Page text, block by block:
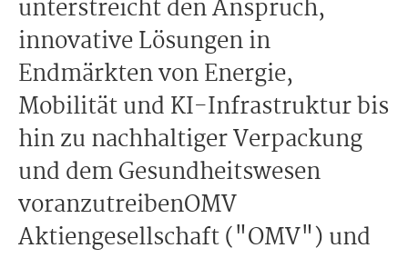
unterstreicht den Anspruch,
innovative Lösungen in
Endmärkten von Energie,
Mobilität und KI-Infrastruktur bis
hin zu nachhaltiger Verpackung
und dem Gesundheitswesen
voranzutreibenOMV
Aktiengesellschaft ("OMV") und